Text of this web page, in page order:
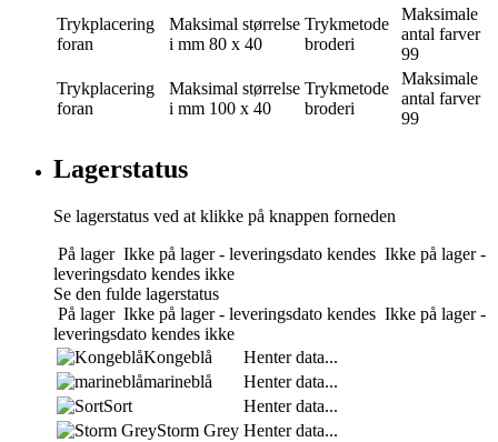
Trykplacering
foran
Maksimal størrelse
i mm 80 x 40
Trykmetode
broderi
Maksimale
antal farver
99
Trykplacering
foran
Maksimal størrelse
i mm 100 x 40
Trykmetode
broderi
Maksimale
antal farver
99
Lagerstatus
Se lagerstatus ved at klikke på knappen forneden
På lager Ikke på lager - leveringsdato kendes Ikke på lager -
leveringsdato kendes ikke
Se den fulde lagerstatus
På lager Ikke på lager - leveringsdato kendes Ikke på lager -
leveringsdato kendes ikke
Kongeblå
Henter data...
marineblå
Henter data...
Sort
Henter data...
Storm Grey Henter data...